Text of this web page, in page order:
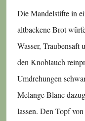
Die Mandelstifte in
altbackene Brot
Wasser, Traubensaft
den Knoblauch
Umdrehungen
Melange Blanc
lassen. Den Topf